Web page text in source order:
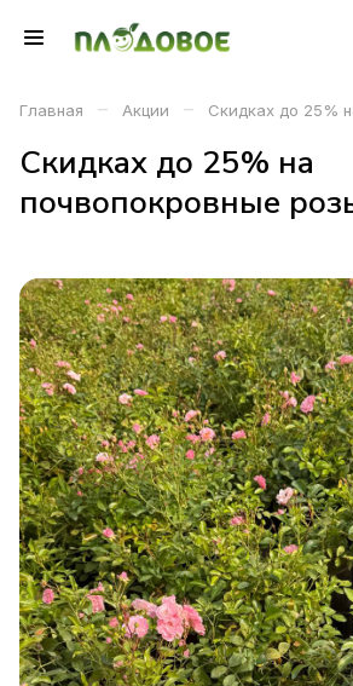
Главная – Акции – Скидках до 25%
Скидках до 25% на
почвопокровные